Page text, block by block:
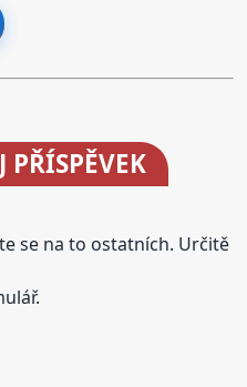
PŘÍSPĚVEK
se na to ostatních. Určitě